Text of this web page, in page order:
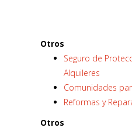
Otros
Seguro de
Alquileres
Comunidades
Reformas y
Otros